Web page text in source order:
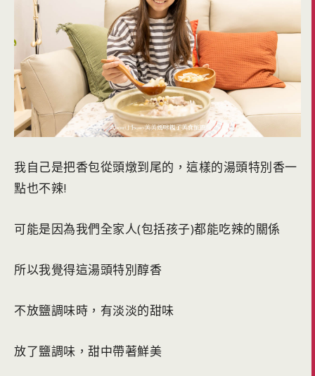
我自己是把香包從頭燉到尾的，這樣的湯頭特別香一
點也不辣!
可能是因為我們全家人(包括孩子)都能吃辣的關係
所以我覺得這湯頭特別醇香
不放鹽調味時，有淡淡的甜味
放了鹽調味，甜中帶著鮮美